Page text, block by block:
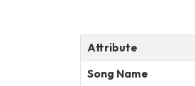
Attribute
Song Name